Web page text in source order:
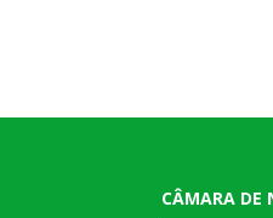
CÂMARA DE